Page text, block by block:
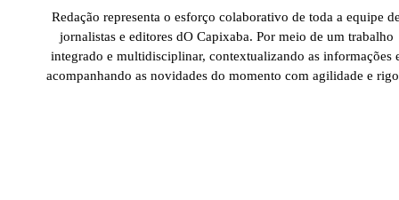
Redação representa o esforço colaborativo de toda a equipe
jornalistas e editores dO Capixaba. Por meio de um trabalho
integrado e multidisciplinar, contextualizando as informações
acompanhando as novidades do momento com agilidade e